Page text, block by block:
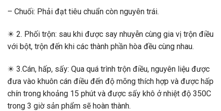
– Chuối: Phải đạt tiêu chuẩn còn nguyên trái.
✴️ 2. Phối trộn: sau khi được say nhuyễn cùng gia vị trộn điều
với bột, trộn đến khi các thành phần hòa đều cùng nhau.
✴️ 3.Cán, hấp, sấy: Qua quá trình trộn điều, nguyên liệu được
đưa vào khuôn cán điều đến độ mõng thích hợp và được hấp
chín trong khoảng 15 phút và được sấy khô ở nhiệt độ 350C
trong 3 giờ sản phẩm sẽ hoàn thành.